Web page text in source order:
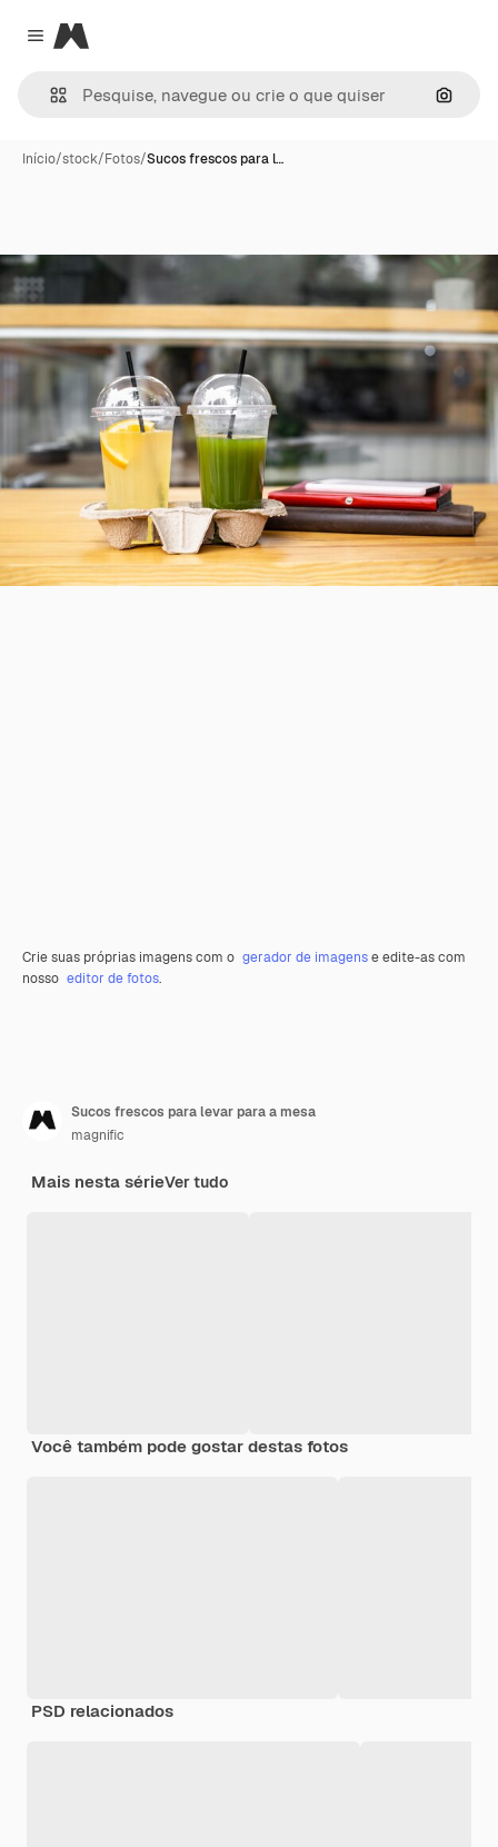
Close menu
Magnific
Início/stock/Fotos/Sucos frescos para l…
Crie suas próprias imagens com o gerador de imagense edite-as com
nosso editor de fotos.
Sucos frescos para levar para a mesa
magnific
Mais nesta sérieVer tudo
Você também pode gostar destas fotos
PSD relacionados